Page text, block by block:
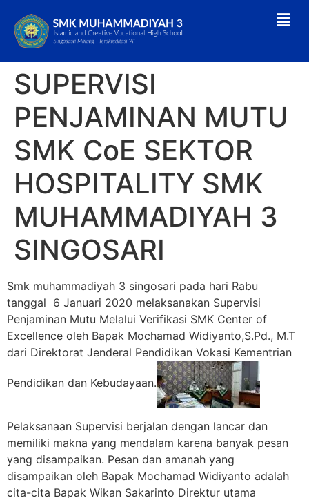
SUPERVISI
PENJAMINAN MUTU
SMK CoE SEKTOR
HOSPITALITY SMK
MUHAMMADIYAH 3
SINGOSARI
Smk muhammadiyah 3 singosari pada hari Rabu
tanggal 6 Januari 2020 melaksanakan Supervisi
Penjaminan Mutu Melalui Verifikasi SMK Center of
Excellence oleh Bapak Mochamad Widiyanto,S.Pd., M.T
dari Direktorat Jenderal Pendidikan Vokasi Kementrian
Pendidikan dan Kebudayaan.
Pelaksanaan Supervisi berjalan dengan lancar dan
memiliki makna yang mendalam karena banyak pesan
yang disampaikan. Pesan dan amanah yang
disampaikan oleh Bapak Mochamad Widiyanto adalah
cita-cita Bapak Wikan Sakarinto Direktur utama